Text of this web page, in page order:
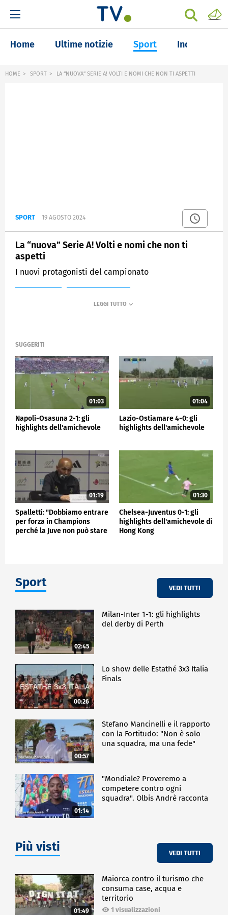
Home Ultime notizie Sport Inchieste
HOME SPORT LA “NUOVA” SERIE A! VOLTI E NOMI CHE NON TI ASPETTI
SPORT 19 AGOSTO 2024
La “nuova” Serie A! Volti e nomi che non ti
aspetti
I nuovi protagonisti del campionato
SUGGERITI
01:03
Napoli-Osasuna 2-1: gli
highlights dell'amichevole
01:04
Lazio-Ostiamare 4-0: gli
highlights dell'amichevole
01:19
Spalletti: "Dobbiamo entrare
per forza in Champions
perché la Juve non può stare
01:30
Chelsea-Juventus 0-1: gli
highlights dell'amichevole di
Hong Kong
Sport VEDI TUTTI
02:45
Milan-Inter 1-1: gli highlights
del derby di Perth
00:26
Lo show delle Estathé 3x3 Italia
Finals
00:57
Stefano Mancinelli e il rapporto
con la Fortitudo: "Non è solo
una squadra, ma una fede"
01:14
"Mondiale? Proveremo a
competere contro ogni
squadra". Olbis Andrè racconta
Più visti VEDI TUTTI
01:49
Maiorca contro il turismo che
consuma case, acqua e
territorio
1 visualizzazioni